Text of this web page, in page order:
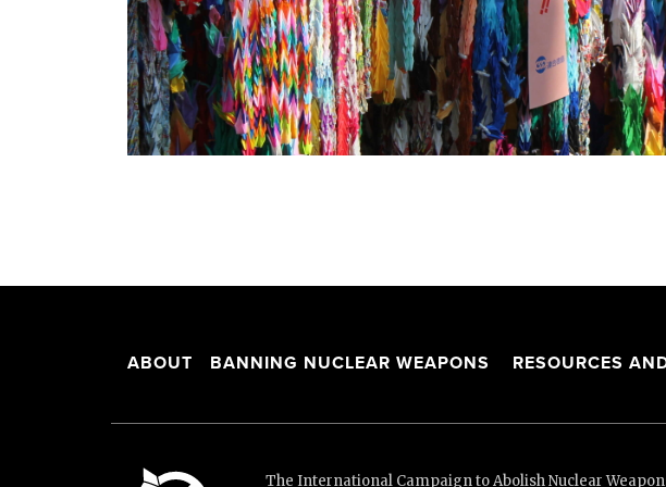
ABOUT BANNING NUCLEAR WEAPONS RESOURCES
The International Campaign to Abolish Nuclear